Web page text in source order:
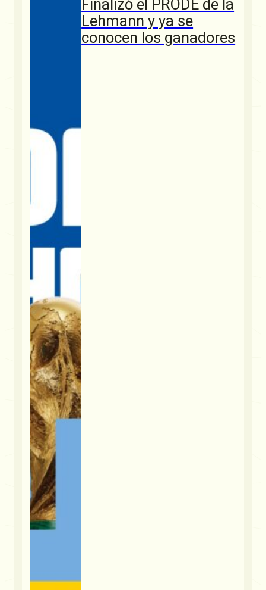
Finalizó el PRODE de la
Lehmann y ya se
conocen los ganadores